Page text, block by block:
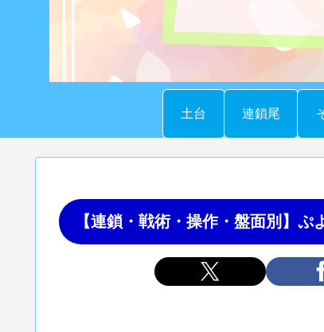
土台 連鎖尾
【連鎖・戦術・操作・盤面別】ぷ